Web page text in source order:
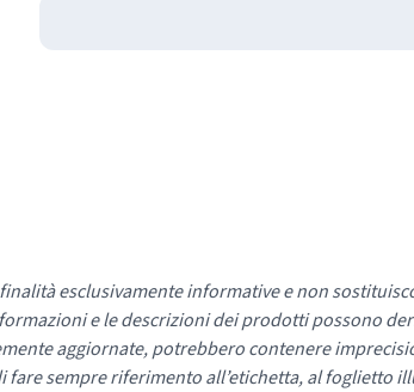
esclusivamente informative e non
e le descrizioni dei prodotti possono
aggiornate, potrebbero contenere
sempre riferimento all’etichetta, al foglietto